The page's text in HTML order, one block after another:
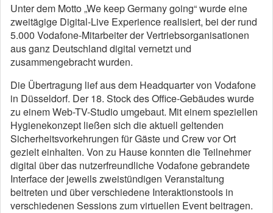
Unter dem Motto „We keep Germany going“ wurde eine
zweitägige Digital-Live Experience realisiert, bei der rund
5.000 Vodafone-Mitarbeiter der Vertriebsorganisationen
aus ganz Deutschland digital vernetzt und
zusammengebracht wurden.
Die Übertragung lief aus dem Headquarter von Vodafone
in Düsseldorf. Der 18. Stock des Office-Gebäudes wurde
zu einem Web-TV-Studio umgebaut. Mit einem speziellen
Hygienekonzept ließen sich die aktuell geltenden
Sicherheitsvorkehrungen für Gäste und Crew vor Ort
gezielt einhalten. Von zu Hause konnten die Teilnehmer
digital über das nutzerfreundliche Vodafone gebrandete
Interface der jeweils zweistündigen Veranstaltung
beitreten und über verschiedene Interaktionstools in
verschiedenen Sessions zum virtuellen Event beitragen.